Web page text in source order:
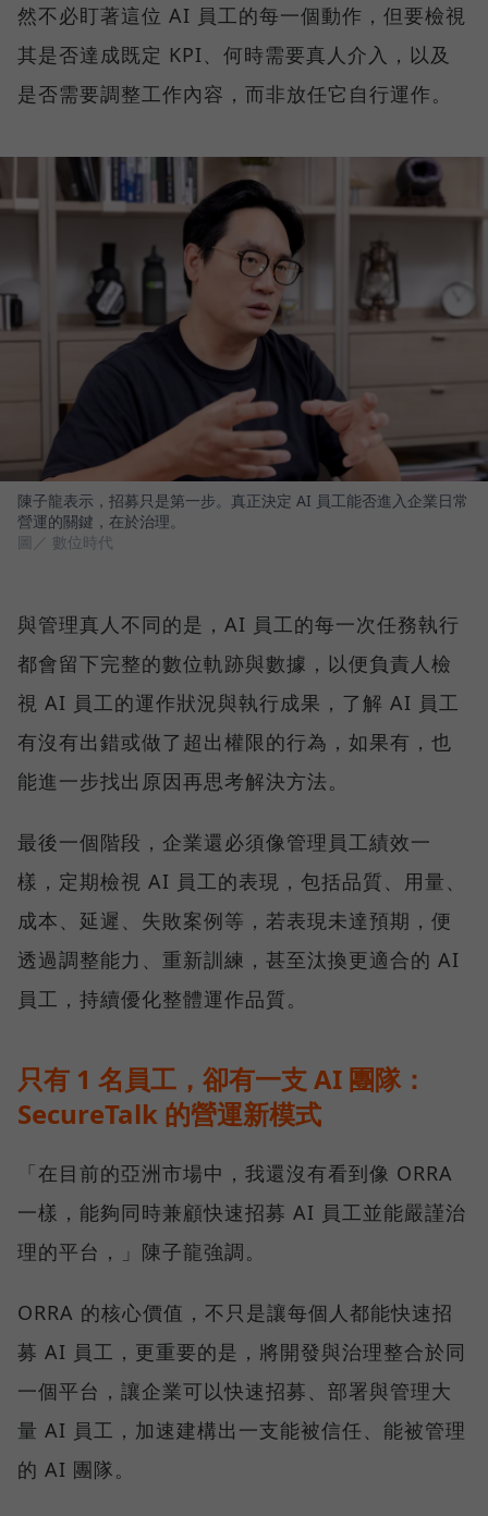
然不必盯著這位 AI 員工的每一個動作，但要檢視
其是否達成既定 KPI、何時需要真人介入，以及
是否需要調整工作內容，而非放任它自行運作。
陳子龍表示，招募只是第一步。真正決定 AI 員工能否進入企業日常
營運的關鍵，在於治理。
圖／ 數位時代
與管理真人不同的是，AI 員工的每一次任務執行
都會留下完整的數位軌跡與數據，以便負責人檢
視 AI 員工的運作狀況與執行成果，了解 AI 員工
有沒有出錯或做了超出權限的行為，如果有，也
能進一步找出原因再思考解決方法。
最後一個階段，企業還必須像管理員工績效一
樣，定期檢視 AI 員工的表現，包括品質、用量、
成本、延遲、失敗案例等，若表現未達預期，便
透過調整能力、重新訓練，甚至汰換更適合的 AI
員工，持續優化整體運作品質。
只有 1 名員工，卻有一支 AI 團隊：
SecureTalk 的營運新模式
「在目前的亞洲市場中，我還沒有看到像 ORRA
一樣，能夠同時兼顧快速招募 AI 員工並能嚴謹治
理的平台，」陳子龍強調。
ORRA 的核心價值，不只是讓每個人都能快速招
募 AI 員工，更重要的是，將開發與治理整合於同
一個平台，讓企業可以快速招募、部署與管理大
量 AI 員工，加速建構出一支能被信任、能被管理
的 AI 團隊。